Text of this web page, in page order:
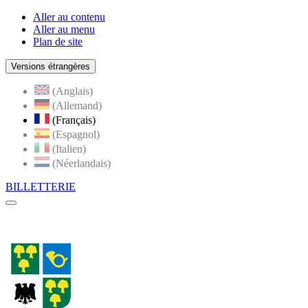
Aller au contenu
Aller au menu
Plan de site
Versions étrangères
(Anglais)
(Allemand)
(Français)
(Espagnol)
(Italien)
(Néerlandais)
BILLETTERIE
Menu